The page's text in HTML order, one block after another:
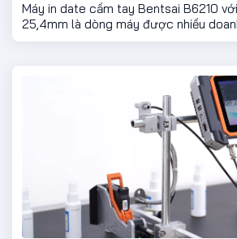
Máy in date cầm tay Bentsai B6210
25,4mm là dòng máy được nhiều
nhờ sự đa năng, nhỏ gọn và dễ sử